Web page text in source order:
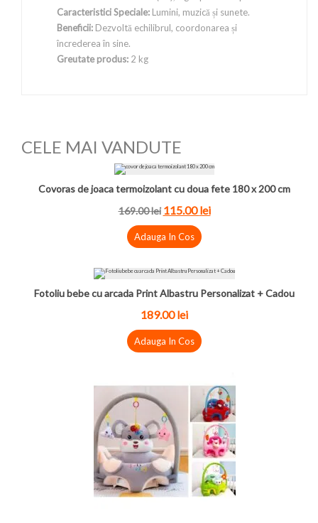
Caracteristici Speciale: Lumini, muzică și sunete.
Beneficii: Dezvoltă echilibrul, coordonarea și
încrederea în sine.
Greutate produs: 2 kg
CELE MAI VANDUTE
Covoras de joaca termoizolant cu doua fete 180 x 200 cm
169.00lei 115.00lei
Adauga In Cos
Fotoliu bebe cu arcada Print Albastru Personalizat + Cadou
189.00lei
Adauga In Cos